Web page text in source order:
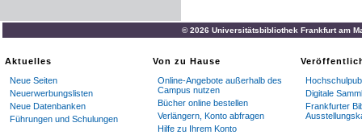
© 2026 Universitätsbibliothek Frankfurt am
Aktuelles
Neue Seiten
Neuerwerbungslisten
Neue Datenbanken
Führungen und Schulungen
Von zu Hause
Online-Angebote außerhalb des
Campus nutzen
Bücher online bestellen
Verlängern, Konto abfragen
Hilfe zu Ihrem Konto
Digitale
Frankfurter